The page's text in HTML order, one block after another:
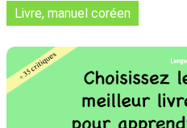
Livre, manuel coréen